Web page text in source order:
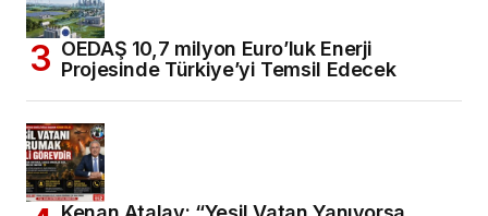
OEDAŞ 10,7 milyon Euro’luk Enerji
Projesinde Türkiye’yi Temsil Edecek